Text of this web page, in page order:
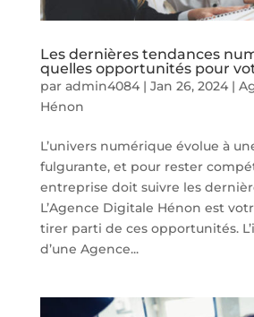
Les dernières tendances
quelles opportunités pour
par admin4084| Jan 26, 2024|
Hénon
L’univers numérique évolue à
fulgurante, et pour rester
entreprise doit suivre les
L’Agence Digitale Hénon est
tirer parti de ces opportunités.
d’une Agence...